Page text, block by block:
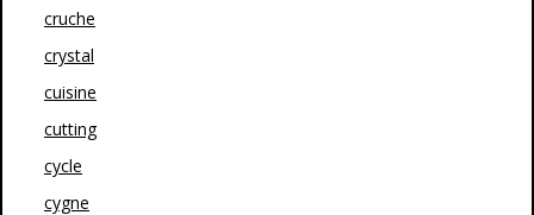
cruche
crystal
cuisine
cutting
cycle
cygne